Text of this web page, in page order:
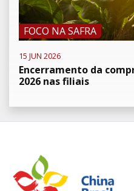
FOCO NA SAFRA
15 JUN 2026
Encerramento da
2026 nas filiais